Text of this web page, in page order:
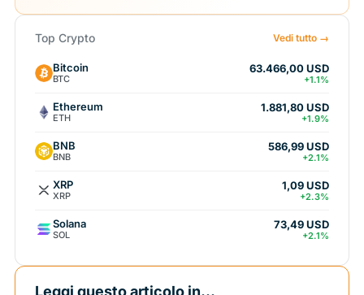
Top Crypto Vedi tutto →
Bitcoin
BTC
63.466,00 USD
+1.1%
Ethereum
ETH
1.881,80 USD
+1.9%
BNB
BNB
586,99 USD
+2.1%
XRP
XRP
1,09 USD
+2.3%
Solana
SOL
73,49 USD
+2.1%
Leggi questo articolo in...